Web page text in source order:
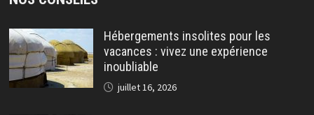
Hébergements insolites pour les
vacances : vivez une expérience
inoubliable
juillet 16, 2026